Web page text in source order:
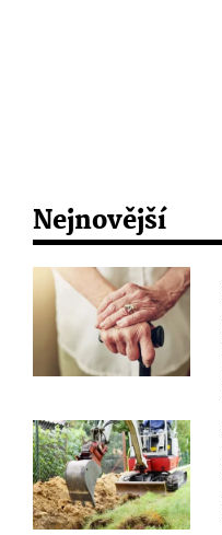
Nejnovější